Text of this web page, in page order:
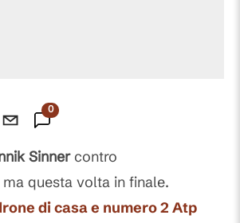
0
Sinnercontro
ma questa volta in finale.
di casa e numero 2 Atp